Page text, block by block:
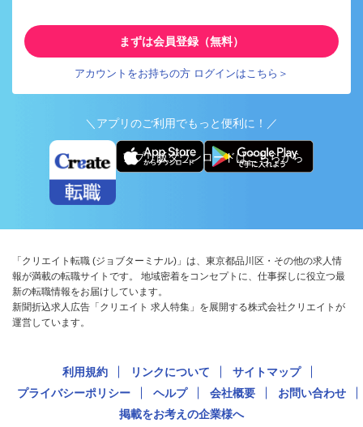
まずは会員登録（無料）
アカウントをお持ちの方 ログインはこちら＞
＼アプリのご利用でもっと便利に！／
アプリ版ダウンロードはこちらから
「クリエイト転職 (ジョブターミナル)」は、東京都品川区・その他の求人情
報が満載の転職サイトです。 地域密着をコンセプトに、仕事探しに役立つ最
新の転職情報をお届けしています。
新聞折込求人広告「クリエイト 求人特集」を展開する株式会社クリエイトが
運営しています。
利用規約 リンクについて
サイトマップ
プライバシーポリシー
ヘルプ 会社概要
お問い合わせ
掲載をお考えの企業様へ